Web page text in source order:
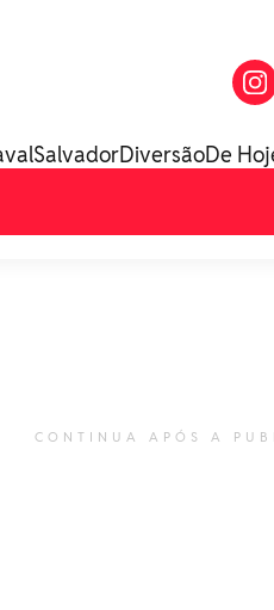
SalvadorDiversãoDe
CONTINUA APÓS A